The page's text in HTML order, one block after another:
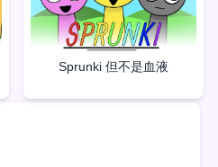
Sprunki 但不是血液